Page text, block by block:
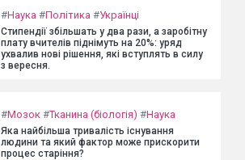
#Наука #Політика #Українці
Стипендії збільшать у два рази, а заробітну
плату вчителів піднімуть на 20%: уряд
ухвалив нові рішення, які вступлять в силу
з вересня.
#Мозок #Тканина (біологія) #Наука
Яка найбільша тривалість існування
людини та який фактор може прискорити
процес старіння?